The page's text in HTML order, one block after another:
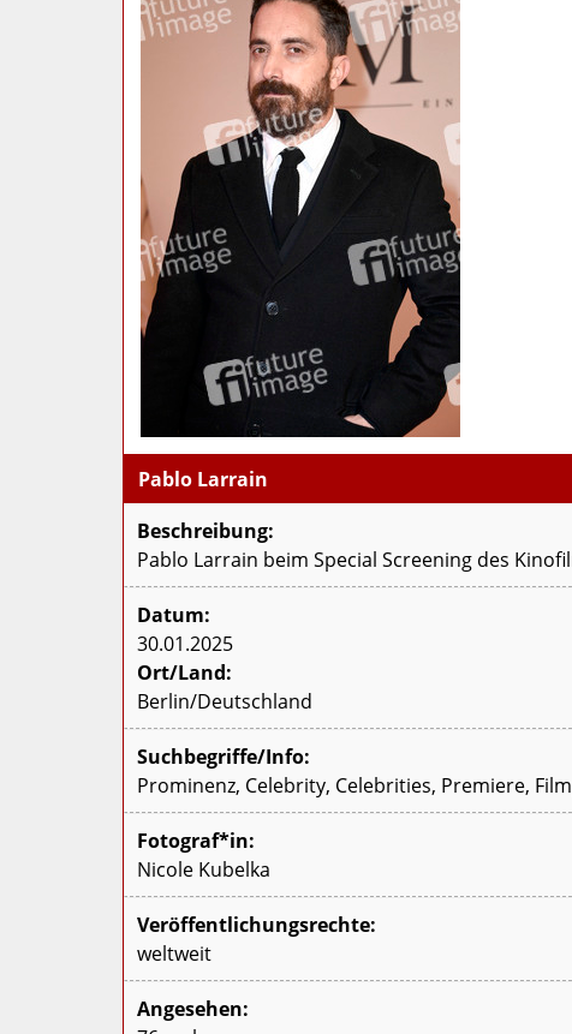
Pablo Larrain
Beschreibung:
Pablo Larrain beim Special Screening des
Datum:
30.01.2025
Ort/Land:
Berlin/Deutschland
Suchbegriffe/Info:
Prominenz, Celebrity, Celebrities, Premiere,
Fotograf*in:
Nicole Kubelka
Veröffentlichungsrechte:
weltweit
Angesehen: